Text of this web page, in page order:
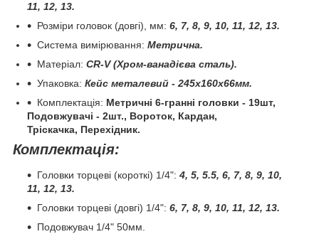
11, 12, 13.
Розміри головок (довгі), мм: 6, 7, 8, 9, 10, 11, 12, 13.
Система вимірювання: Метрична.
Матеріал: CR-V(Хром-ванадієва сталь).
Упаковка: Кейс металевий -245x160x66мм.
Комплектація: Метричні 6-гранні головки - 19шт,
Подовжувачі - 2шт., Вороток, Кардан,
Тріскачка, Пepexідник.
Комплектація:
Головки торцеві (короткі) 1/4": 4, 5, 5.5, 6, 7, 8, 9, 10,
11, 12, 13.
Головки торцеві (довгі) 1/4": 6, 7, 8, 9, 10, 11, 12, 13.
Пoдoвжувaч 1/4" 50мм.